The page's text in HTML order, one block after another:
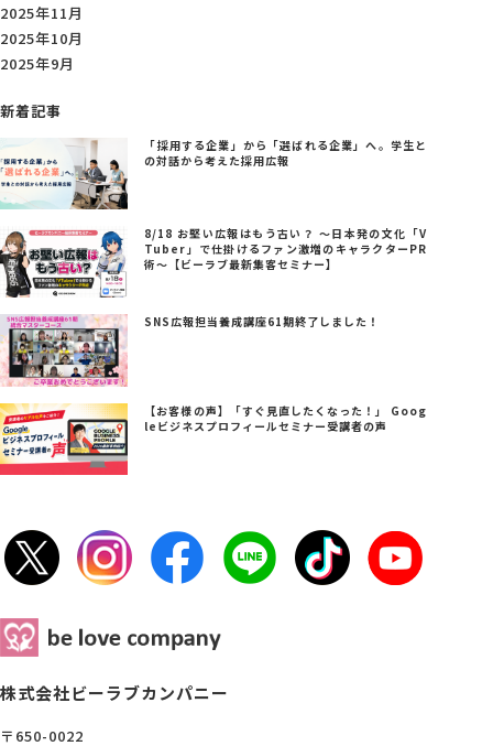
2025年11月
2025年10月
2025年9月
新着記事
「採用する企業」から「選ばれる企業」へ。学生と
の対話から考えた採用広報
8/18 お堅い広報はもう古い？ ～日本発の文化「V
Tuber」で仕掛けるファン激増のキャラクターPR
術～【ビーラブ最新集客セミナー】
SNS広報担当養成講座61期終了しました！
【お客様の声】「すぐ見直したくなった！」 Goog
leビジネスプロフィールセミナー受講者の声
株式会社ビーラブカンパニー
〒650-0022